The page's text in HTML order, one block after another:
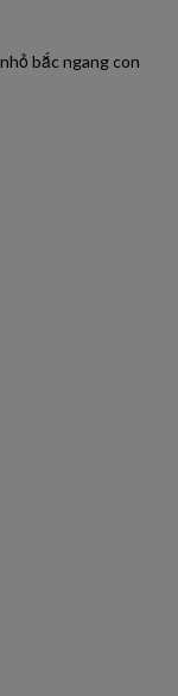
bắc ngang con